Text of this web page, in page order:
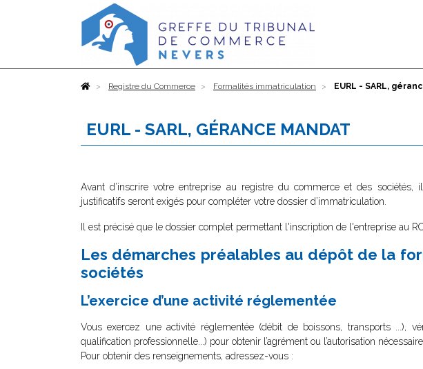
AccueilRegistre du Commerce Formalités immatriculation EURL - SARL,
EURL - SARL, GÉRANCE MANDAT
Avant d’inscrire votre entreprise au registre du commerce et des sociétés,
justificatifs seront exigés pour compléter votre dossier d’immatriculation.
Il est précisé que le dossier complet permettant l'inscription de l'entreprise au
Les démarches préalables au dépôt de la
sociétés
L’exercice d’une activité réglementée
Vous exercez une activité réglementée (débit de boissons, transports ...),
qualification professionnelle...) pour obtenir l’agrément ou l’autorisation
Pour obtenir des renseignements, adressez-vous :